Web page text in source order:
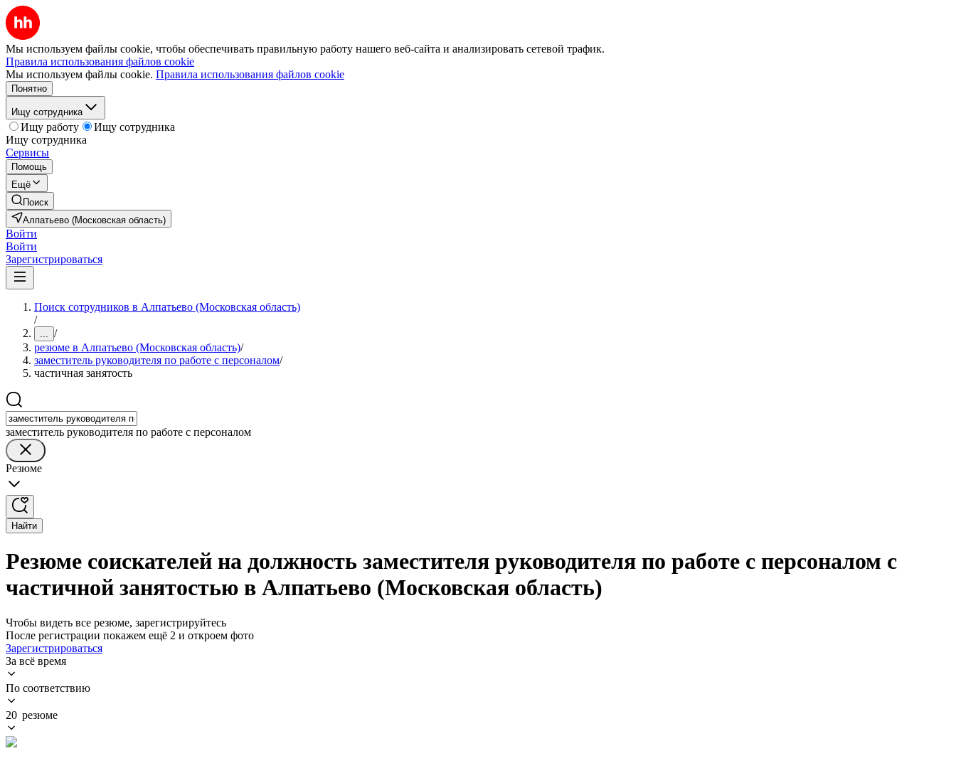
Мы используем файлы cookie, чтобы обеспечивать правильную работу нашего веб-сайта и анализировать сетевой трафик.
Правила использования файлов cookie
Мы используем файлы cookie. Правила использования файлов cookie
Понятно
Ищу сотрудника
Ищу работу
Ищу сотрудника
Ищу сотрудника
Сервисы
Помощь
Ещё
Поиск
Алпатьево (Московская область)
Войти
Войти
Зарегистрироваться
Поиск сотрудников в Алпатьево (Московская область)
/
... /
резюме в Алпатьево (Московская область)/
заместитель руководителя по работе с персоналом/
частичная занятость
заместитель руководителя по работе с персоналом
Резюме
Найти
Резюме соискателей на должность заместителя руководителя по работе с персоналом с
частичной занятостью в Алпатьево (Московская область)
Чтобы видеть все резюме, зарегистрируйтесь
После регистрации покажем ещё 2 и откроем фото
Зарегистрироваться
За всё время
По соответствию
20 резюме